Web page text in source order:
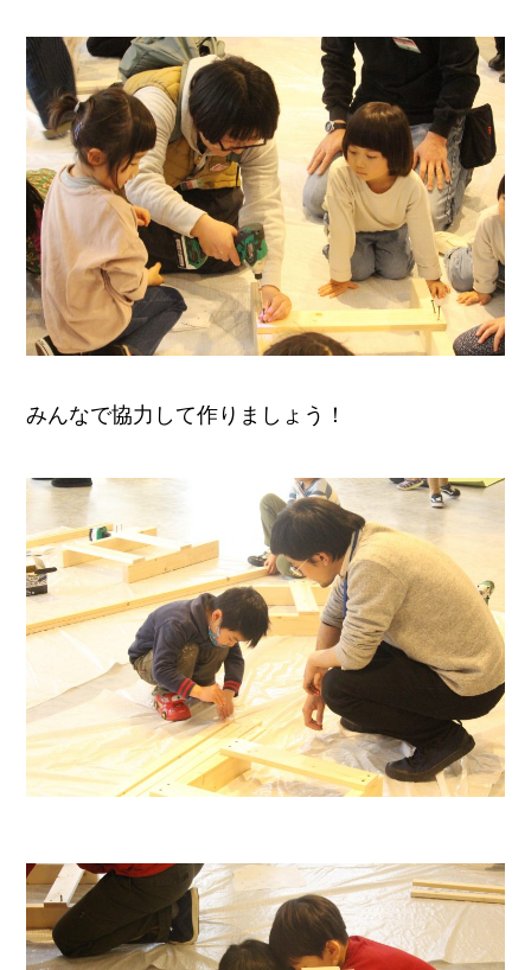
みんなで協力して作りましょう！